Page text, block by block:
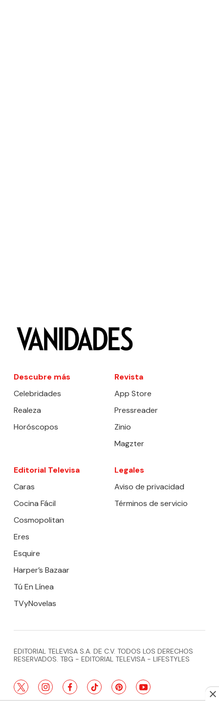
Descubre más
Celebridades
Realeza
Horóscopos
Revista
App Store
Pressreader
Zinio
Magzter
Editorial Televisa
Caras
Cocina Fácil
Cosmopolitan
Eres
Esquire
Harper’s Bazaar
Tú En Línea
TVyNovelas
Legales
Aviso de privacidad
Términos de servicio
EDITORIAL TELEVISA S.A. DE C.V. TODOS LOS DERECHOS
RESERVADOS. TBG - EDITORIAL TELEVISA - LIFESTYLES
twitterinstagramfacebooktiktokpinterestyoutube